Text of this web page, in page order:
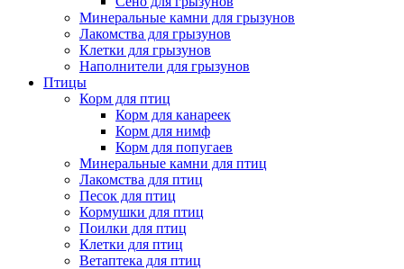
Минеральные камни для грызунов
Лакомства для грызунов
Клетки для грызунов
Наполнители для грызунов
Птицы
Корм для птиц
Корм для канареек
Корм для нимф
Корм для попугаев
Минеральные камни для птиц
Лакомства для птиц
Песок для птиц
Кормушки для птиц
Поилки для птиц
Клетки для птиц
Ветаптека для птиц